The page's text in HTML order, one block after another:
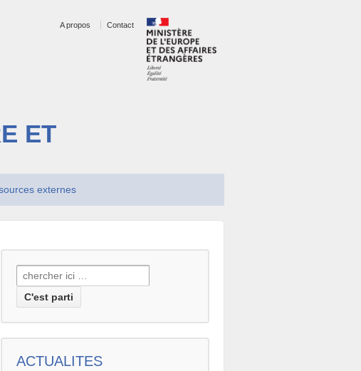
A propos Contact
ET
externes
Recherche
pour:
ACTUALITES